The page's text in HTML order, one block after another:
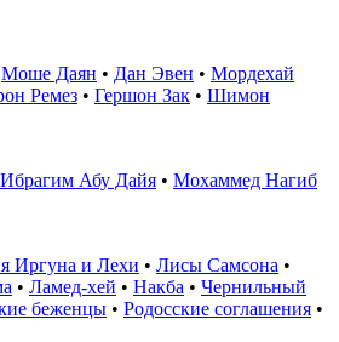
Моше Даян • Дан Эвен • Мордехай
Ремез • Гершон Зак • Шимон
Ибрагим Абу Дайя • Мохаммед Нагиб
Иргуна и Лехи • Лисы Самсона •
• Ламед-хей • Накба • Чернильный
беженцы • Родосские соглашения •